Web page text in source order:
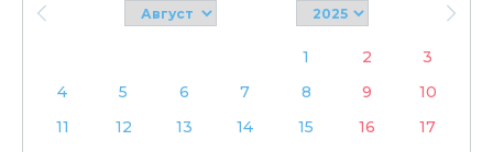
1 2
3
4
5 6 7 8 9
10
11
12 13 14 15 16
17